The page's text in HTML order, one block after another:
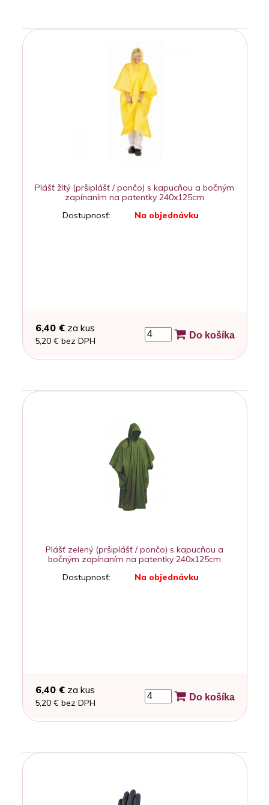
Plášť žltý (pršiplášť / pončo) s kapucňou a bočným
zapínaním na patentky 240x125cm
Dostupnosť:
Na objednávku
6,40 €za kus
5,20 € bez DPH
Do košíka
Plášť zelený (pršiplášť / pončo) s kapucňou a
bočným zapínaním na patentky 240x125cm
Dostupnosť:
Na objednávku
6,40 €za kus
5,20 € bez DPH
Do košíka